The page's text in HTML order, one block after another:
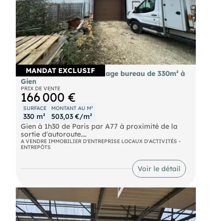
Honoraires d'agence charge acquéreur : 21 825,4
€ HT + 4 365,08 € TVA, soit 26 190,48 € TTC
, : ,
- EI
-
MANDAT EXCLUSIF
Vente bâtiment de stockage bureau de 330m² à
Gien
PRIX DE VENTE
166 000 €
SURFACE
330 m²
MONTANT AU M²
503,03 €/m²
Gien à 1h30 de Paris par A77 à proximité de la
sortie d'autoroute.
Bâtiment ou local de stockage avec bureau,
possibilité de quai de chargement peut convenir
pour toutes les activités (Artisan, PME de
l'industrie, particulier pour remiser des véhicules,
servir de bureau complémentaire.
La construction de ce bâtiment est une charpente
métallique, bardage tôle avec isolation laine de
verre et toiture bac acier.
A VENDRE IMMOBILIER D'ENTREPRISE LOCAUX D'ACTIVITÉS -
ENTREPÔTS
Voir le détail